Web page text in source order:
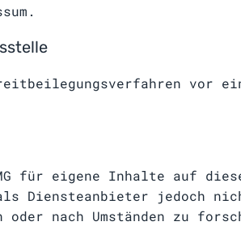
vor
für eigene Inhalte auf
Diensteanbieter jedoch
oder nach Umständen zu